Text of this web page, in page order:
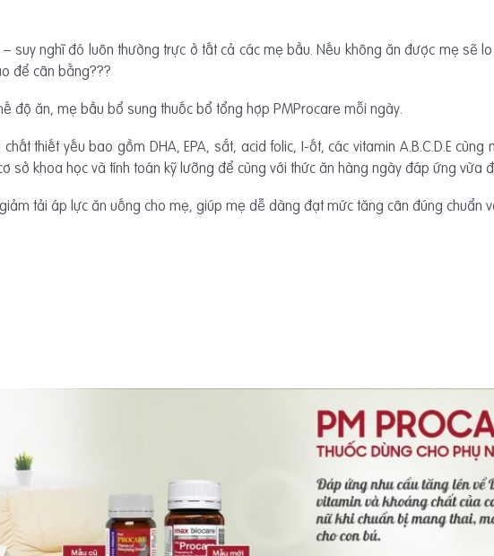
suy nghĩ đó luôn thường trực ở tất cả các mẹ bầu. Nếu không ăn được mẹ sẽ
để cân bằng???
độ ăn, mẹ bầu bổ sung thuốc bổ tổng hợp PMProcare mỗi ngày.
thiết yếu bao gồm DHA, EPA, sắt, acid folic, I-ốt, các vitamin A.B.C.D.E
sở khoa học và tính toán kỹ lưỡng để cùng với thức ăn hàng ngày đáp ứng vừa
tải áp lực ăn uống cho mẹ, giúp mẹ dễ dàng đạt mức tăng cân đúng chuẩn